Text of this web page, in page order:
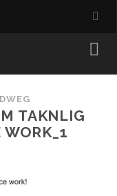
TAKNLIG